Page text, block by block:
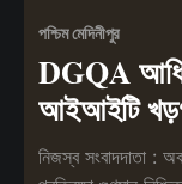
পশ্চিম মেদিনীপুর
DGQA
আইআইটি
নিজস্ব সংবাদদাতা :